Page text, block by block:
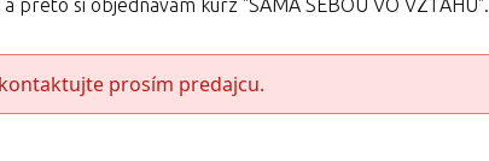
preto si objednávam kurz "SAMA SEBOU VO VZŤAHU".
prosím predajcu.